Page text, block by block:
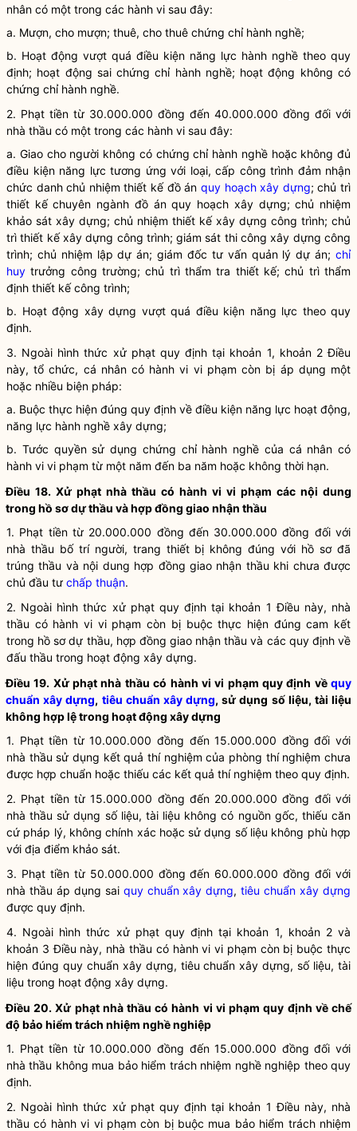
nhân có một trong các hành vi sau đây:
a. Mượn, cho mượn; thuê, cho thuê chứng chỉ hành nghề;
b. Hoạt động vượt quá điều kiện năng lực hành nghề theo quy
định; hoạt động sai chứng chỉ hành nghề; hoạt động không có
chứng chỉ hành nghề.
2. Phạt tiền từ 30.000.000 đồng đến 40.000.000 đồng đối với
nhà thầu có một trong các hành vi sau đây:
a. Giao cho người không có chứng chỉ hành nghềhoặc không đủ
điều kiện năng lực tương ứng với loại, cấp công trình đảm nhận
chức danh chủ nhiệm thiết kế đồ án quy hoạch xây dựng; chủ trì
thiết kế chuyên ngành đồ ánquy hoạch xây dựng; chủ nhiệm
khảo sát xây dựng; chủ nhiệm thiết kế xây dựng công trình; chủ
trì thiết kế xây dựng công trình; giám sát thi công xây dựng công
trình; chủ nhiệm lập dự án; giám đốc tư vấn quản lý dự án; chỉ
huy trưởng công trường; chủ trì thẩm tra thiết kế; chủ trì thẩm
định thiết kế công trình;
b. Hoạt động xây dựng vượt quá điều kiện năng lực theo quy
định.
3. Ngoài hình thức xử phạt quy định tại khoản 1, khoản 2 Điều
này, tổ chức, cá nhân có hành vi vi phạm còn bị áp dụng một
hoặc nhiều biện pháp:
a. Buộc thực hiện đúng quy định về điều kiện năng lực hoạt động,
năng lực hành nghề xây dựng;
b. Tước quyềnsử dụng chứng chỉ hành nghề của cá nhân có
hành vi vi phạm từ một năm đến ba năm hoặc không thời hạn.
Điều 18. Xử phạt nhà thầu có hành vi vi phạm các nội dung
trong hồ sơ dự thầu và hợp đồng giao nhận thầu
1. Phạt tiền từ 20.000.000 đồng đến 30.000.000 đồng đối với
nhà thầu bố trí người, trang thiết bị không đúng với hồ sơ đã
trúng thầu và nội dung hợp đồng giao nhận thầu khi chưa được
chủ đầu tư chấp thuận.
2. Ngoài hình thức xử phạt quy định tại khoản 1 Điều này, nhà
thầu có hành vi vi phạm còn bị buộc thực hiện đúng cam kết
trong hồ sơ dự thầu, hợp đồng giao nhận thầu và các quy định về
đấu thầu trong hoạt động xây dựng.
Điều 19. Xử phạt nhà thầu có hành vi vi phạm quy định về quy
chuẩn xây dựng, tiêu chuẩn xây dựng, sử dụng số liệu, tài liệu
không hợp lệ trong hoạt động xây dựng
1. Phạt tiền từ 10.000.000 đồng đến 15.000.000 đồng đối với
nhà thầu sử dụng kết quả thí nghiệm của phòng thí nghiệm chưa
được hợp chuẩn hoặc thiếu các kết quả thí nghiệm theo quy định.
2. Phạt tiền từ 15.000.000 đồng đến 20.000.000 đồng đối với
nhà thầu sử dụng số liệu, tài liệu không có nguồn gốc, thiếu căn
cứ pháp lý, không chính xác hoặc sử dụng số liệu không phù hợp
với địa điểm khảo sát.
3. Phạt tiền từ 50.000.000 đồng đến 60.000.000 đồng đối với
nhà thầu áp dụng sai quy chuẩn xây dựng,tiêu chuẩn xây dựng
được quy định.
4. Ngoài hình thức xử phạt quy định tại khoản 1, khoản 2 và
khoản 3 Điều này, nhà thầu có hành vi vi phạm còn bị buộc thực
hiện đúng quy chuẩn xây dựng, tiêu chuẩn xây dựng, số liệu, tài
liệu trong hoạt động xây dựng.
Điều 20. Xử phạt nhà thầu có hành vi vi phạm quy định về chế
độ bảo hiểm trách nhiệm nghề nghiệp
1. Phạt tiền từ 10.000.000 đồng đến 15.000.000 đồng đối với
nhà thầu không mua bảo hiểm trách nhiệm nghề nghiệp theo quy
định.
2. Ngoài hình thức xử phạt quy định tại khoản 1 Điều này, nhà
thầu có hành vi vi phạm còn bị buộc mua bảo hiểm trách nhiệm